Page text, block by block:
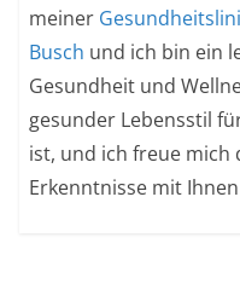
meiner
Busch und ich bin ein
Gesundheit und
gesunder Lebensstil
ist, und ich freue mich
Erkenntnisse mit